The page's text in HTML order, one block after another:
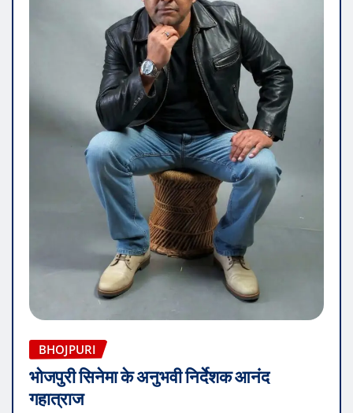
BHOJPURI
भोजपुरी सिनेमा के अनुभवी निर्देशक आनंद
गहात्राज